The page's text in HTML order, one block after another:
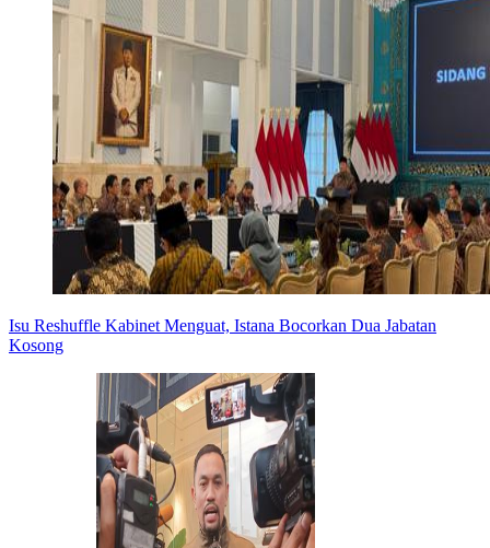
Isu Reshuffle Kabinet Menguat, Istana Bocorkan Dua Jabatan
Kosong